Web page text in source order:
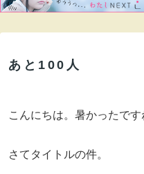
あと100人
こんにちは。暑かったです
さてタイトルの件。